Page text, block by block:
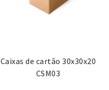
Caixas de cartão 30x30x20
CSM03